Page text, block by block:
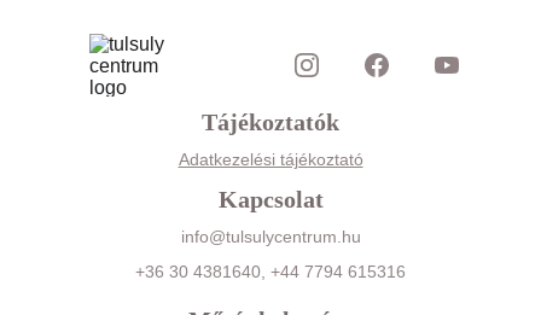
Tájékoztatók
Adatkezelési tájékoztató
Kapcsolat
info@tulsulycentrum.hu
+36 30 4381640, +44 7794 615316